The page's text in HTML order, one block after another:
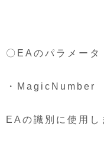
〇EAのパラメータ
・
EAの識別に使用し